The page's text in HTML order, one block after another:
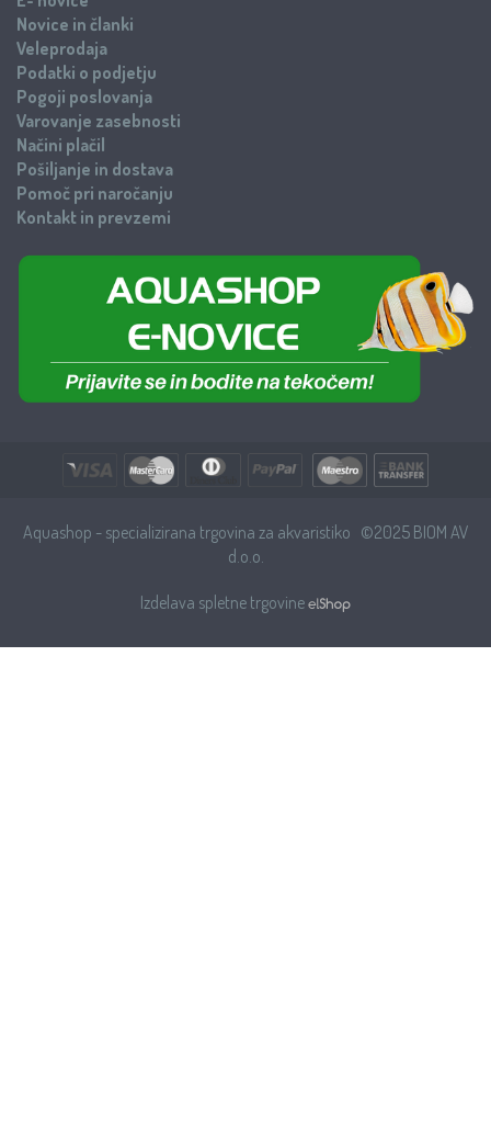
Novice in članki
Veleprodaja
Podatki o podjetju
Pogoji poslovanja
Varovanje zasebnosti
Načini plačil
Pošiljanje in dostava
Pomoč pri naročanju
Kontakt in prevzemi
Aquashop - specializirana trgovina za akvaristiko ©2025 BIOM AV
d.o.o.
Izdelava spletne trgovine